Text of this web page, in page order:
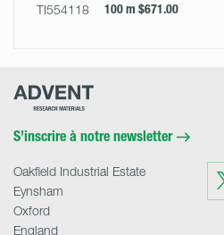
TI554118 100 m $671.00
Advent
S’inscrire à notre newsletter
us
on
Oakfield Industrial Estate
Eynsham
Oxford
England